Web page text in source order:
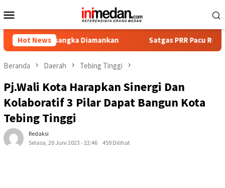
ke
Mobile
Hot News
Diamankan Satgas PRR Pacu Realisasi
Beranda Daerah Tebing Tinggi
Pj.Wali Kota Harapkan Sinergi Dan
Kolaboratif 3 Pilar Dapat Bangun Kota
Tebing Tinggi
Redaksi
Selasa, 20 Juni 2023 - 22:46
459 Dilihat